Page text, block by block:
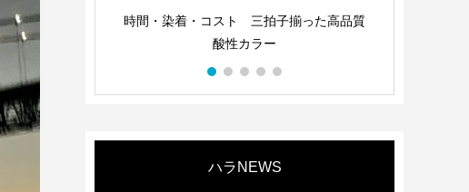
の出発ブランドのひとつ…
てわかる・使ってわかる等、
作られたブランド商品です。
修するシ
時間・染着・コスト 三拍子揃った高品質
酸性カラー
ハラNEWS